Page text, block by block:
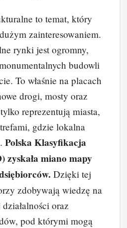
to temat, który
zainteresowaniem.
rynki jest ogromny,
budowli
To właśnie na placach
drogi, mosty oraz
reprezentują miasta,
gdzie lokalna
Polska Klasyfikacja
zyskała miano mapy
Dzięki tej
zdobywają wiedzę na
oraz
pod którymi mogą